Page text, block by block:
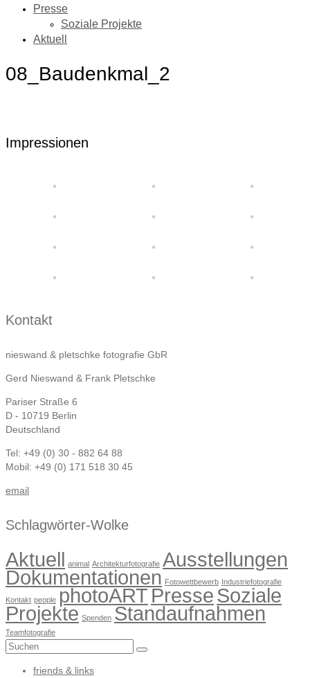
Presse
Soziale Projekte
Aktuell
08_Baudenkmal_2
Impressionen
Kontakt
nieswand & pletschke fotografie GbR
Gerd Nieswand & Frank Pletschke
Pariser Straße 6
D - 10719 Berlin
Deutschland
Tel: +49 (0) 30 - 882 64 88
Mobil: +49 (0) 171 518 30 45
email
Schlagwörter-Wolke
Aktuell animal Architekturfotografie Ausstellungen
Dokumentationen Fotowettbewerb Industriefotografie
Kontakt people photoARTPresseSoziale
Projekte Spenden Standaufnahmen
Teamfotografie
Suchen
friends & links